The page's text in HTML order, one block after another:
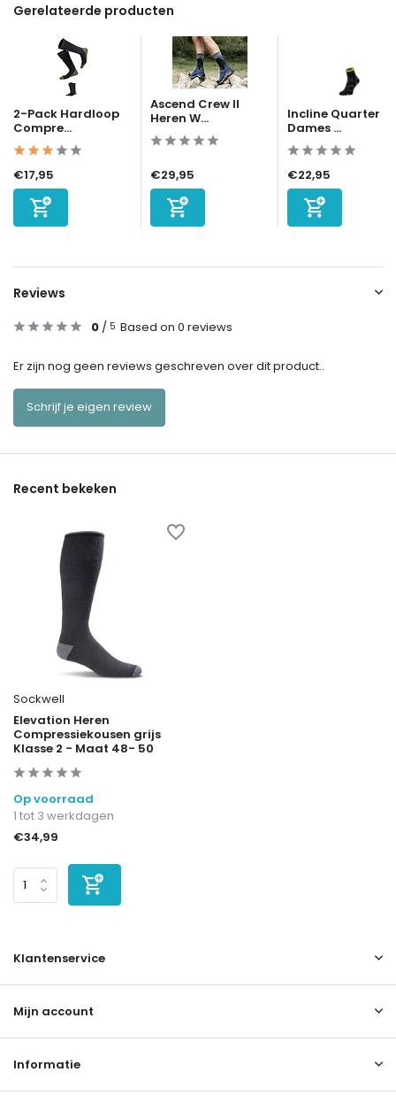
Gerelateerde producten
2-Pack Hardloop
Compre...
€17,95
Ascend Crew II
Heren W...
€29,95
Incline Quarter
Dames ...
€22,95
Reviews
0 / 5 Based on 0 reviews
Er zijn nog geen reviews geschreven over dit product..
Schrijf je eigen review
Recent bekeken
Sockwell
Elevation Heren
Compressiekousen grijs
Klasse 2 - Maat 48- 50
Op voorraad
1 tot 3 werkdagen
€34,99
Klantenservice
Mijn account
Informatie